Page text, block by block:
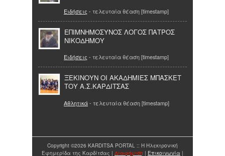
Ειδήσεις - τελευταία θέαση [timestamp]
ΕΠΙΜΝΗΜΟΣΥΝΟΣ ΛΟΓΟΣ ΠΑΤΡΟΣ
ΝΙΚΟΔΗΜΟΥ
Ειδήσεις - τελευταία θέαση [timestamp]
ΞΕΚΙΝΟΥΝ ΟΙ ΑΚΑΔΗΜΙΕΣ ΜΠΑΣΚΕΤ
ΤΟΥ Α.Σ.ΚΑΡΔΙΤΣΑΣ
Αθλητικά- τελευταία θέαση [timestamp]
Copyright ©2026 KARDITSA PORTAL :: Η Ηλεκτρονική
Εφημερίδα της Καρδίτσας | Διαφήμιση | Επικοινωνία |